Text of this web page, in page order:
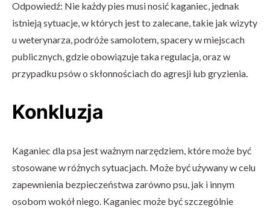
Odpowiedź: Nie każdy pies musi nosić kaganiec, jednak
istnieją sytuacje, w których jest to zalecane, takie jak wizyty
u weterynarza, podróże samolotem, spacery w miejscach
publicznych, gdzie obowiązuje taka regulacja, oraz w
przypadku psów o skłonnościach do agresji lub gryzienia.
Konkluzja
Kaganiec dla psa jest ważnym narzędziem, które może być
stosowane w różnych sytuacjach. Może być używany w celu
zapewnienia bezpieczeństwa zarówno psu, jak i innym
osobom wokół niego. Kaganiec może być szczególnie